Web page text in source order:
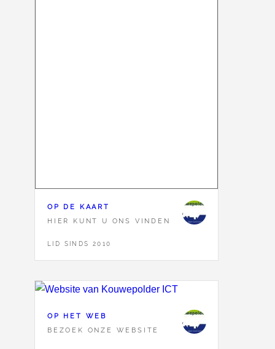
OP DE KAART
HIER KUNT U ONS VINDEN
LID SINDS 2010
OP HET WEB
BEZOEK ONZE WEBSITE